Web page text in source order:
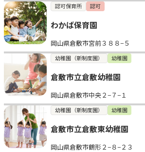
認可保育所 認可
わかば保育園
岡山県倉敷市宮前３８８−５
幼稚園（新制度園） 幼稚園
倉敷市立倉敷幼稚園
岡山県倉敷市中央２−７−１
幼稚園（新制度園） 幼稚園
倉敷市立倉敷東幼稚園
岡山県倉敷市鶴形２−８−２３